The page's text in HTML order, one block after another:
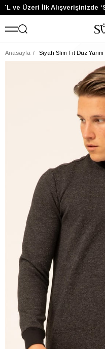
ve Üzeri İlk Alışverişinizde
Anasayfa Siyah Slim Fit Düz